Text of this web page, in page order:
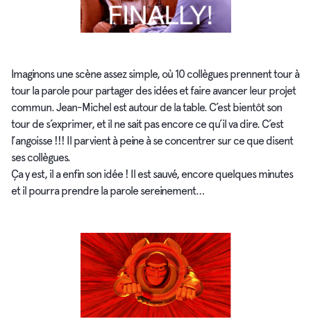
Imaginons une scène assez simple, où 10 collègues prennent tour à
tour la parole pour partager des idées et faire avancer leur projet
commun. Jean-Michel est autour de la table. C’est bientôt son
tour de s’exprimer, et il ne sait pas encore ce qu’il va dire. C’est
l’angoisse !!! Il parvient à peine à se concentrer sur ce que disent
ses collègues.
Ça y est, il a enfin son idée ! Il est sauvé, encore quelques minutes
et il pourra prendre la parole sereinement…